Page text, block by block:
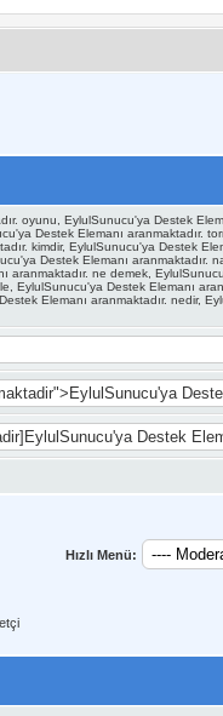
oyunu, EylulSunucu'ya Destek
Destek Elemanı aranmaktadır.
kimdir, EylulSunucu'ya Destek
Destek Elemanı aranmaktadır.
ne demek,
EylulSunucu'ya Destek Elemanı
Elemanı aranmaktadır. nedir,
Hızlı Menü: